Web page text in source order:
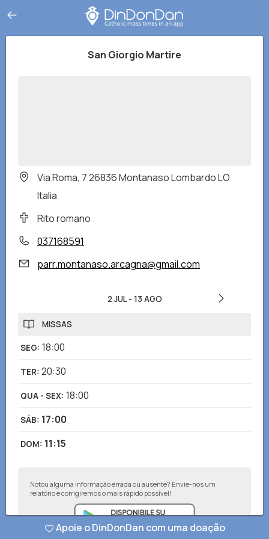
San Giorgio Martire
Via Roma, 7 26836 Montanaso Lombardo LO
Italia
Rito romano
037168591
parr.montanaso.arcagna@gmail.com
2 JUL- 13 AGO
MISSAS
SEG: 18:00
TER: 20:30
QUA - SEX: 18:00
SÁB: 17:00
DOM: 11:15
Notou alguma informação errada ou ausente? Envie-nos um
relatório e corrigiremos o mais rápido possível!
Apoie o DinDonDan com uma doação